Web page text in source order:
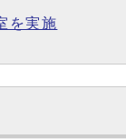
を実施